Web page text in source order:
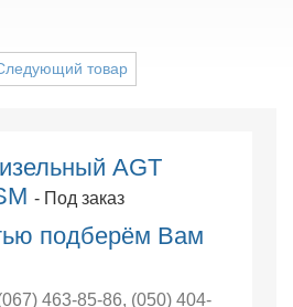
товар
AGT
- Под заказ
подберём Вам
463-85-86, (050) 404-